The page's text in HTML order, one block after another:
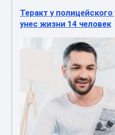
Теракт у
унес жизни 14 человек